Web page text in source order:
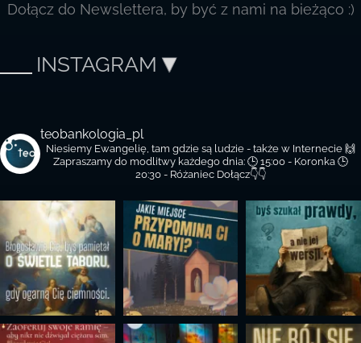
Dołącz do Newslettera, by być z nami na bieżąco :)
INSTAGRAM
teobankologia_pl
Niesiemy Ewangelię, tam gdzie są ludzie - także w Internecie 🙌
Zapraszamy do modlitwy każdego dnia: 🕒 15:00 - Koronka 🕒
20:30 - Różaniec Dołącz👇👇